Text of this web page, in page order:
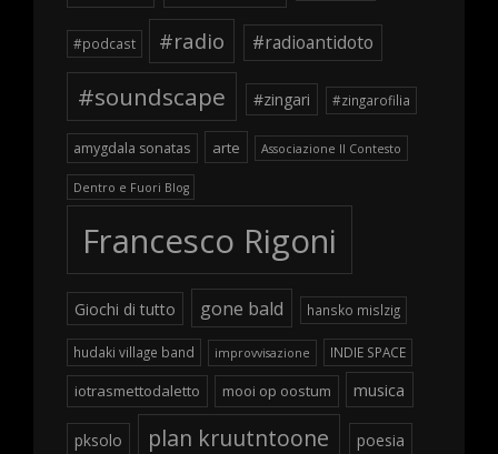
#podcast #radio #radioantidoto
#soundscape #zingari #zingarofilia
amygdala sonatas arte Associazione Il Contesto
Dentro e Fuori Blog
Francesco Rigoni
Giochi di tutto gone bald hansko mislzig
hudaki village band improvvisazione INDIE SPACE
iotrasmettodaletto mooi op oostum musica
pksolo plan kruutntoone poesia